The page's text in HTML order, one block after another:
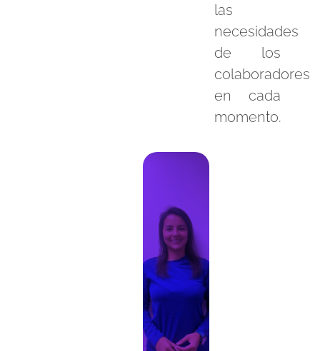
las
necesidades
de los
colaboradores
en cada
momento.